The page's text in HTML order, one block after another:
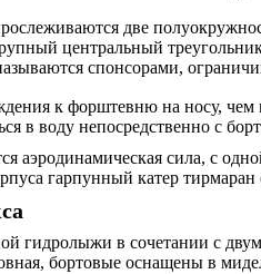
две
центральный
спонсорами,
к форштевню на носу, чем
в воду непосредственно с
аэродинамическая сила, с
гарпунный катер
гидролыжи в сочетании с
бортовые оснащены в